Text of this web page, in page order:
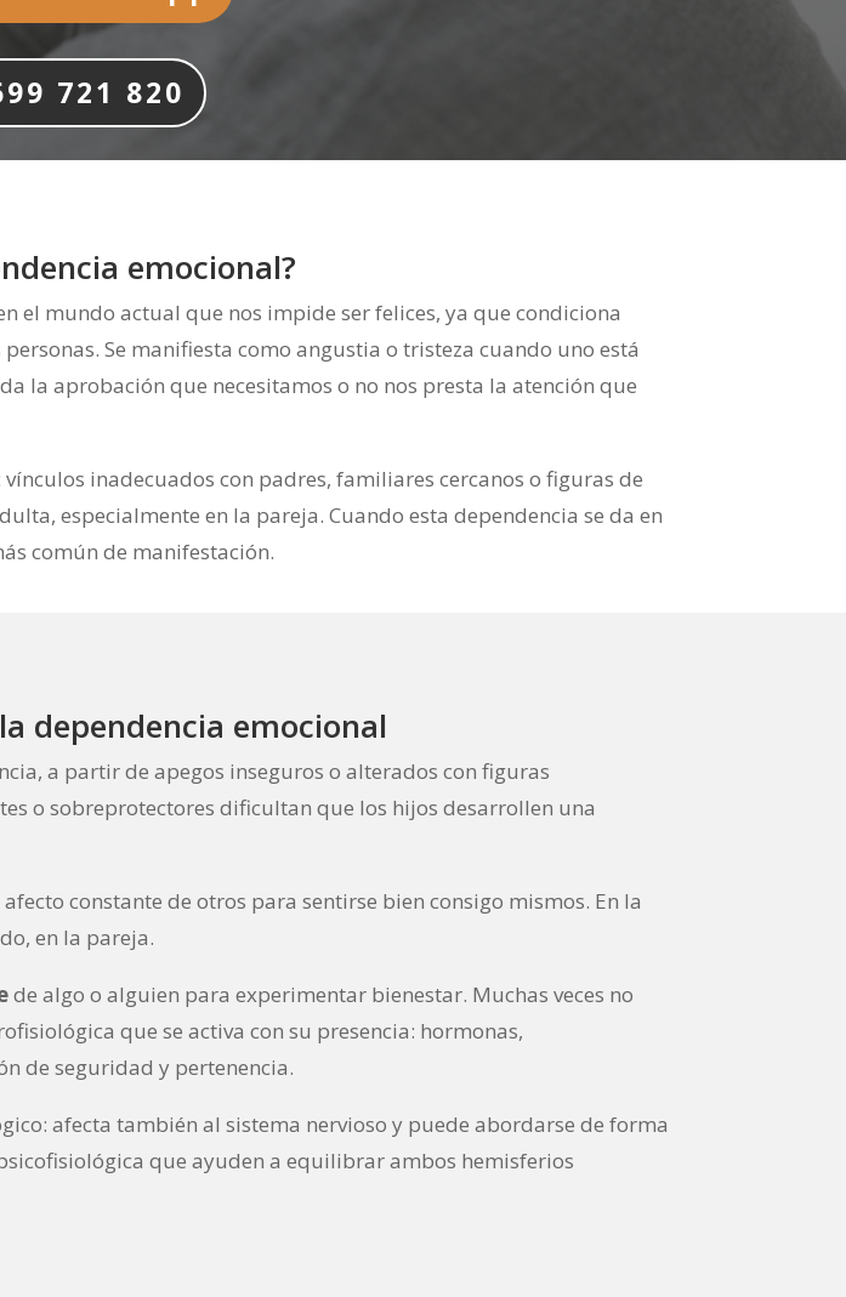
721 820
emocional?
el mundo actual que nos impide ser felices, ya que condiciona
Se manifiesta como angustia o tristeza cuando uno está
la aprobación que necesitamos o no nos presta la atención que
inadecuados con padres, familiares cercanos o figuras de
especialmente en la pareja. Cuando esta dependencia se da en
común de manifestación.
dependencia emocional
a partir de apegos inseguros o alterados con figuras
o sobreprotectores dificultan que los hijos desarrollen una
constante de otros para sentirse bien consigo mismos. En la
en la pareja.
de algo o alguien para experimentar bienestar. Muchas veces no
que se activa con su presencia: hormonas,
de seguridad y pertenencia.
afecta también al sistema nervioso y puede abordarse de forma
que ayuden a equilibrar ambos hemisferios